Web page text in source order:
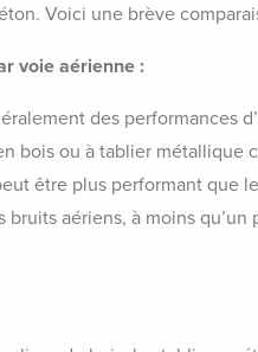
Voici une brève
voie aérienne :
des performances
bois ou à tablier métallique
être plus performant que
bruits aériens, à moins